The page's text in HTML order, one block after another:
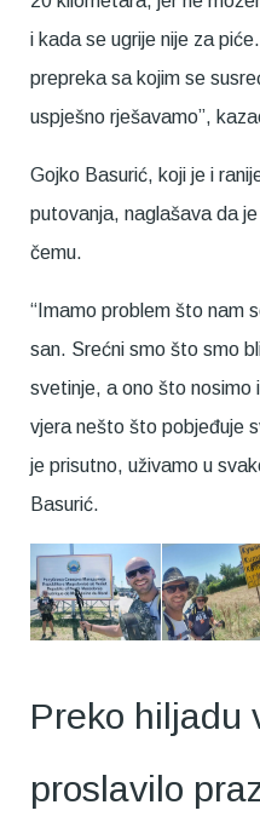
i kada se ugrije nije za
prepreka sa kojim se
uspješno rješavamo”,
Gojko Basurić, koji je i
putovanja, naglašava da
čemu.
“Imamo problem što nam
san. Srećni smo što smo
svetinje, a ono što nosimo
vjera nešto što pobjeđuje
je prisutno, uživamo u
Basurić.
Preko hiljadu
proslavilo